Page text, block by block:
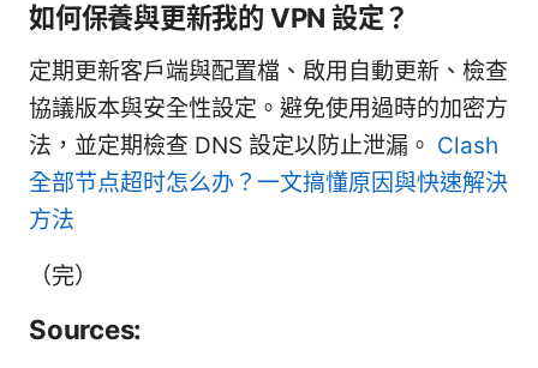
如何保養與更新我的 VPN 設定？
定期更新客戶端與配置檔、啟用自動更新、檢查
協議版本與安全性設定。避免使用過時的加密方
法，並定期檢查 DNS 設定以防止泄漏。 Clash
全部节点超时怎么办？一文搞懂原因與快速解決
方法
（完）
Sources: